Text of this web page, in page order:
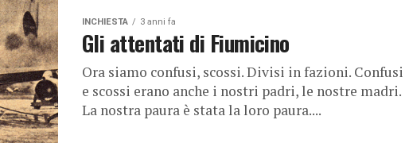
INCHIESTA 3 anni fa
Gli attentati di Fiumicino
Ora siamo confusi, scossi. Divisi in fazioni. Confusi
e scossi erano anche i nostri padri, le nostre madri.
La nostra paura è stata la loro paura....